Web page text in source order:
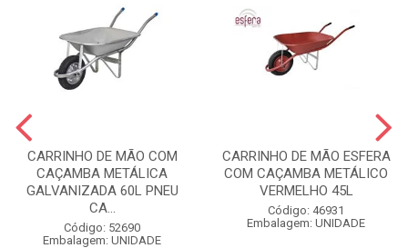
CARRINHO DE MÃO COM
CAÇAMBA METÁLICA
GALVANIZADA 60L PNEU
CA...
Código: 52690
Embalagem: UNIDADE
CARRINHO DE MÃO ESFERA
COM CAÇAMBA METÁLICO
VERMELHO 45L
Código: 46931
Embalagem: UNIDADE